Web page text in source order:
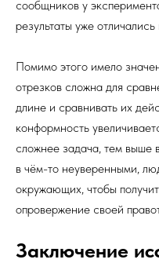
сообщников у
результаты уже
Помимо этого имело
отрезков сложна для
длине и сравнивать их
конформность
сложнее задача, тем выше
в чём-то неуверенными,
окружающих, чтобы
опровержение своей
Заключение